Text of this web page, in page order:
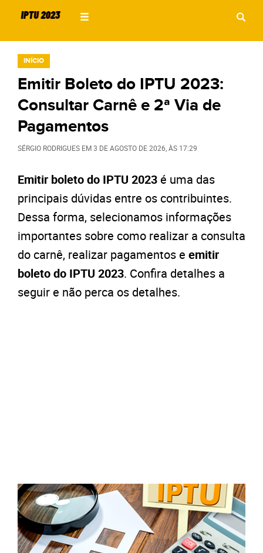
INÍCIO
Emitir Boleto do IPTU 2023:
Consultar Carnê e 2ª Via de
Pagamentos
SÉRGIO RODRIGUES EM3 DE AGOSTO DE 2026 , ÀS 17:29
Emitir boleto do IPTU 2023 é uma das
principais dúvidas entre os contribuintes.
Dessa forma, selecionamos informações
importantes sobre como realizar a consulta
do carnê, realizar pagamentos e emitir
boleto do IPTU 2023. Confira detalhes a
seguir e não perca os detalhes.